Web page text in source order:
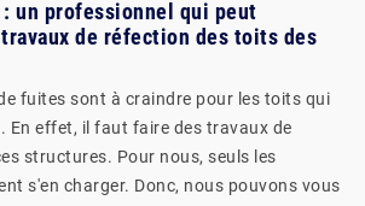
un professionnel qui peut
de réfection des toits des
fuites sont à craindre pour les toits qui
En effet, il faut faire des travaux de
structures. Pour nous, seuls les
s'en charger. Donc, nous pouvons vous